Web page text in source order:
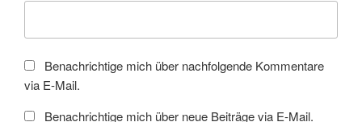
Benachrichtige mich über nachfolgende Kommentare
via E-Mail.
Benachrichtige mich über neue Beiträge via E-Mail.